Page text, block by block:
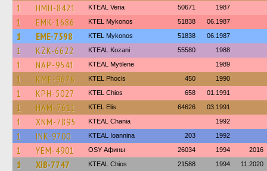
1 HMH-8421 KTEAL Veria 50671 1987
1 EMK-1686 KTEL Mykonos 51838 06.1987
1 EME-7598 KTEL Mykonos 51838 06.1987
1 KZK-6622 KTEAL Kozani 55580 1988
1 NAP-9541 KTEAL Mytilene 1989
1 KME-9676 ΚΤΕL Phocis 450 1990
1 KPH-5027 KTEL Chios 658 01.1991
1 HAM-7611 KTEL Elis 64626 03.1991
1 XNM-7895 KTEAL Chania 1992
1 INK-9700 KTEAL Ioannina 203 1992
1 YEM-4901 OSY Афины 26034 1994 2016
1 XIB-7747 KTEAL Chios 21588 1994 11.2020